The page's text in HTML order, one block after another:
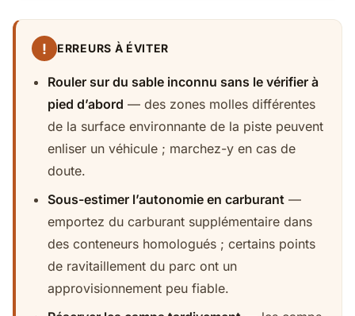
! ERREURS À ÉVITER
Rouler sur du sable inconnu sans le vérifier à
pied d’abord — des zones molles différentes
de la surface environnante de la piste peuvent
enliser un véhicule ; marchez-y en cas de
doute.
Sous-estimer l’autonomie en carburant —
emportez du carburant supplémentaire dans
des conteneurs homologués ; certains points
de ravitaillement du parc ont un
approvisionnement peu fiable.